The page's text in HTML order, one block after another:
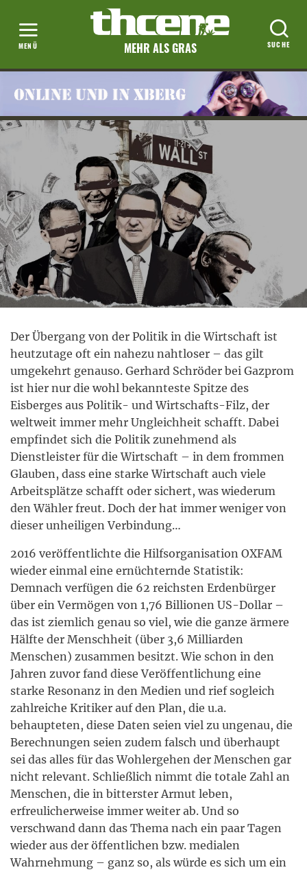
MEHR ALS GRAS
Der Übergang von der Politik in die Wirtschaft ist
heutzutage oft ein nahezu nahtloser – das gilt
umgekehrt genauso. Gerhard Schröder bei Gazprom
ist hier nur die wohl bekannteste Spitze des
Eisberges aus Politik- und Wirtschafts-Filz, der
weltweit immer mehr Ungleichheit schafft. Dabei
empfindet sich die Politik zunehmend als
Dienstleister für die Wirtschaft – in dem frommen
Glauben, dass eine starke Wirtschaft auch viele
Arbeitsplätze schafft oder sichert, was wiederum
den Wähler freut. Doch der hat immer weniger von
dieser unheiligen Verbindung…
2016 veröffentlichte die Hilfsorganisation OXFAM
wieder einmal eine ernüchternde Statistik:
Demnach verfügen die 62 reichsten Erdenbürger
über ein Vermögen von 1,76 Billionen US-Dollar –
das ist ziemlich genau so viel, wie die ganze ärmere
Hälfte der Menschheit (über 3,6 Milliarden
Menschen) zusammen besitzt. Wie schon in den
Jahren zuvor fand diese Veröffentlichung eine
starke Resonanz in den Medien und rief sogleich
zahlreiche Kritiker auf den Plan, die u.a.
behaupteten, diese Daten seien viel zu ungenau, die
Berechnungen seien zudem falsch und überhaupt
sei das alles für das Wohlergehen der Menschen gar
nicht relevant. Schließlich nimmt die totale Zahl an
Menschen, die in bitterster Armut leben,
erfreulicherweise immer weiter ab. Und so
verschwand dann das Thema nach ein paar Tagen
wieder aus der öffentlichen bzw. medialen
Wahrnehmung – ganz so, als würde es sich um ein